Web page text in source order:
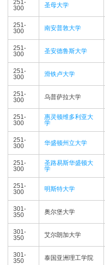
251-
300
圣母大学
251-
300
南安普敦大学
251-
300
圣安德鲁斯大学
251-
300
滑铁卢大学
251-
300
乌普萨拉大学
251-
300
惠灵顿维多利亚大
学
251-
300
华盛顿州立大学
251-
300
圣路易斯华盛顿大
学
251-
300
明斯特大学
301-
350
奥尔堡大学
301-
350
艾尔朗加大学
301-
350
泰国亚洲理工学院